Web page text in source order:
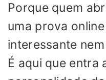
Porque quem
uma prova
interessante
É aqui que entra